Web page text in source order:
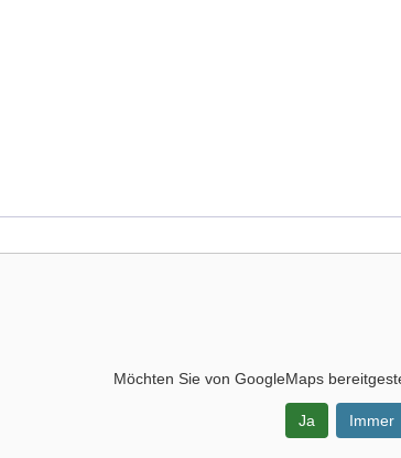
Möchten Sie vonGoogleMaps
Ja Immer